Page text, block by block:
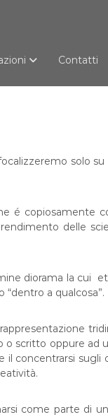
Contatti
solo
é copiosamente
delle
diorama la cui
a qualcosa”.
scritto oppure ad
il concentrarsi
come parte di